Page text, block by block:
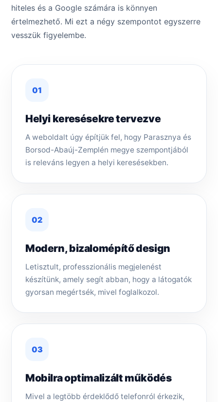
hiteles és a Google számára is könnyen
értelmezhető. Mi ezt a négy szempontot egyszerre
vesszük figyelembe.
01
Helyi keresésekre tervezve
A weboldalt úgy építjük fel, hogy Parasznya és
Borsod-Abaúj-Zemplén megye szempontjából
is releváns legyen a helyi keresésekben.
02
Modern, bizalomépítő design
Letisztult, professzionális megjelenést
készítünk, amely segít abban, hogy a látogatók
gyorsan megértsék, mivel foglalkozol.
03
Mobilra optimalizált működés
Mivel a legtöbb érdeklődő telefonról érkezik,